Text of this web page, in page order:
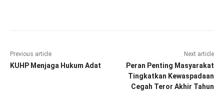
Previous article
KUHP Menjaga Hukum Adat
Next article
Peran Penting Masyarakat
Tingkatkan Kewaspadaan
Cegah Teror Akhir Tahun